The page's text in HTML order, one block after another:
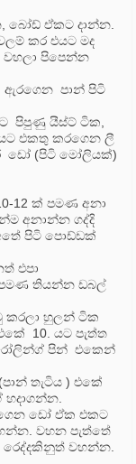
බෝඩ් ඒකට දාන්න.
කර එයට මද
වහලා පිපෙන්න
පාන් පිටි
පිපුණු යීස්ට් ටික,
එකතු කරගෙන ලී
ඩෝ (පිටි මෝලියක්)
12 ක්‌ පමණ අනා
අනාන්න ගද්දි
පිටි පොඩ්ඩක්
එපා
පමණ තියන්න ඩබල්
කරලා හුලන් ටික
10. යට පැත්ත
පින් එකෙන්
තැටිය ) එකේ
ඩෝ ඒක එකට
වහන පැත්තේ
වහන්න.